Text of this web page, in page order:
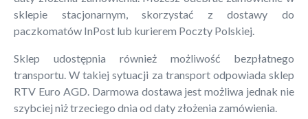
sklepie stacjonarnym, skorzystać z dostawy do
paczkomatów InPost lub kurierem Poczty Polskiej.
Sklep udostępnia również możliwość bezpłatnego
transportu. W takiej sytuacji za transport odpowiada sklep
RTV Euro AGD. Darmowa dostawa jest możliwa jednak nie
szybciej niż trzeciego dnia od daty złożenia zamówienia.